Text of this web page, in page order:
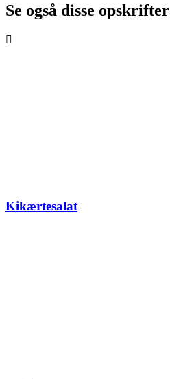
Se også disse opskrifter
Kikærtesalat